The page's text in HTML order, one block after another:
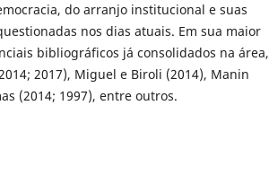
do arranjo institucional e suas
nos dias atuais. Em sua maior
bibliográficos já consolidados na área,
2017), Miguel e Biroli (2014), Manin
(2014; 1997), entre outros.